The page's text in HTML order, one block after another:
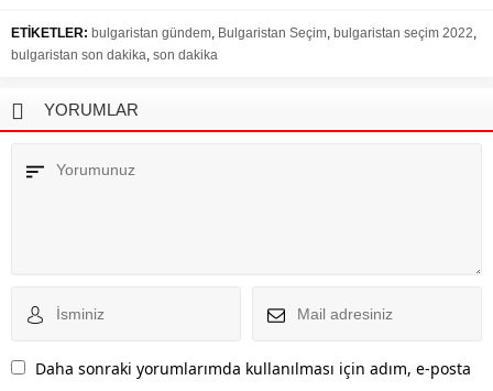
ETİKETLER: bulgaristan gündem, Bulgaristan Seçim, bulgaristan seçim 2022,
bulgaristan son dakika, son dakika
YORUMLAR
Daha sonraki yorumlarımda kullanılması için adım, e-posta